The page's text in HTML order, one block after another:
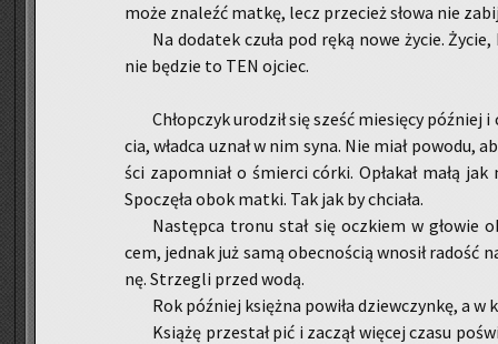
może zna­leźć matkę, lecz prze­cież słowa nie
Na do­da­tek czuła pod ręką nowe życie.
nie bę­dzie to TEN oj­ciec.
Chłop­czyk uro­dził się sześć mie­się­cy
cia, wład­ca uznał w nim syna. Nie miał po­wo­du,
ści za­po­mniał o śmier­ci córki. Opła­kał małą
Spo­czę­ła obok matki. Tak jak by chcia­ła.
Na­stęp­ca tronu stał się oczkiem w gło­wie
cem, jed­nak już samą obec­no­ścią wno­sił
nę. Strze­gli przed wodą.
Rok póź­niej księż­na po­wi­ła dziew­czyn­kę, a
Ksią­żę prze­stał pić i za­czął wię­cej czasu